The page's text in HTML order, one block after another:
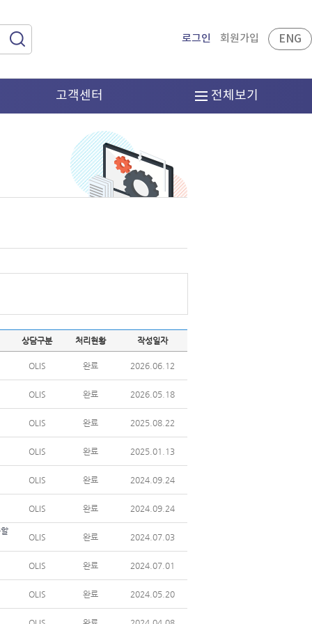
로그인 회원가입 ENG
고객센터 전체보기
상담구분 처리현황 작성일자
OLIS 완료 2026.06.12
OLIS 완료 2026.05.18
OLIS 완료 2025.08.22
OLIS 완료 2025.01.13
OLIS 완료 2024.09.24
OLIS 완료 2024.09.24
OLIS 완료 2024.07.03
OLIS 완료 2024.07.01
OLIS 완료 2024.05.20